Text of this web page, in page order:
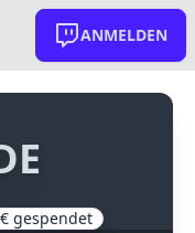
ANMELDEN
gespendet